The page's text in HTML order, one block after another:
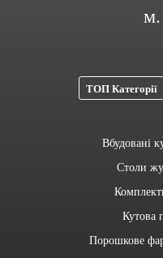
ТОП Категорії
Вбудовані
Столи
Кутова
Порошкове